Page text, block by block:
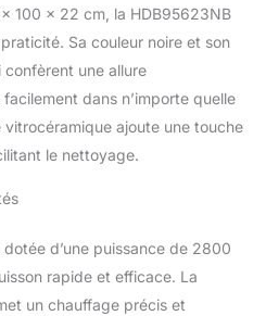
100 x 22 cm, la HDB95623NB
Sa couleur noire et son
une allure
dans n’importe quelle
ajoute une touche
le nettoyage.
d’une puissance de 2800
rapide et efficace. La
un chauffage précis et